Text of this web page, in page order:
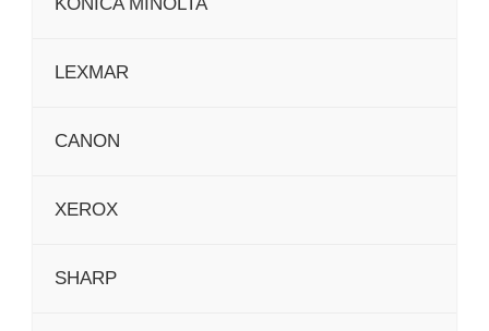
LEXMAR
CANON
XEROX
SHARP